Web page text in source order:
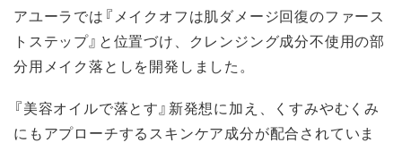
アユーラでは『メイクオフは肌ダメージ回復のファース
トステップ』と位置づけ、クレンジング成分不使用の部
分用メイク落としを開発しました。
『美容オイルで落とす』新発想に加え、くすみやむくみ
にもアプローチするスキンケア成分が配合されていま